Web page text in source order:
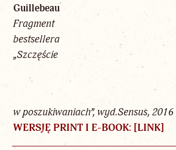
Guillebeau
Fragment
bestsellera
„Szczęście
w poszukiwaniach”, wyd.Sensus, 2016
WERSJĘ PRINT I E-BOOK: [LINK]